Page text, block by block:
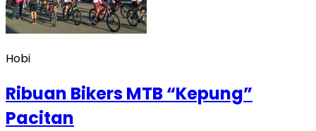
Hobi
Ribuan Bikers MTB “Kepung”
Pacitan